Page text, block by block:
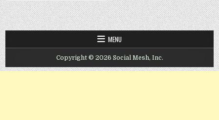
MENU
Copyright © 2026 Social Mesh, Inc.